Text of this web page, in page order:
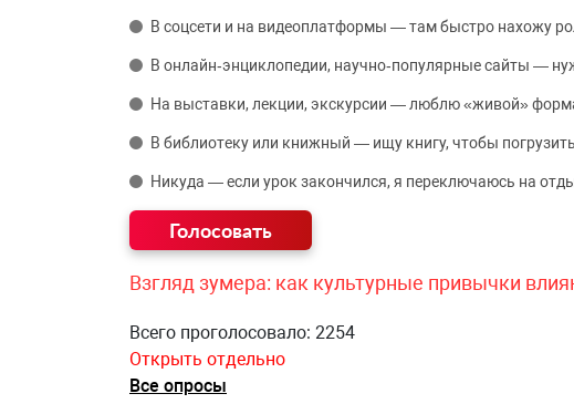
В соцсети и на видеоплатформы — там быстро нахожу
В онлайн‑энциклопедии, научно‑популярные сайты —
На выставки, лекции, экскурсии — люблю «живой»
В библиотеку или книжный — ищу книгу, чтобы
Никуда — если урок закончился, я переключаюсь на
Взгляд зумера: как культурные привычки
Всего проголосовало: 2254
Открыть отдельно
Все опросы